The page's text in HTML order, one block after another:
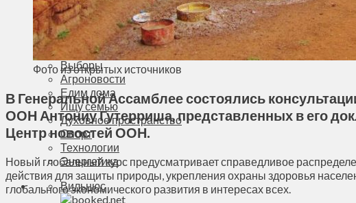
Происшествия
Приграничье
Деньги
Визиты
Выборы
Агроновости
Едим дома
Ищу семью
Духовное пространство
Спорт
Технологии
Энергетика
Вильнюс
Фото из открытых источников
В Генеральной Ассамблее состоялись
ООН Антониу Гутерриша, представленных в его
Центр новостей ООН.
Новый глобальный курс предусматривает справедливое
действия для защиты природы, укрепления охраны здоровья
глобального экономического развития в интересах всех.